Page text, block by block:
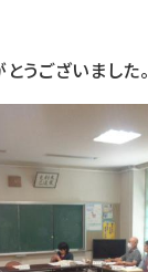
うございました。